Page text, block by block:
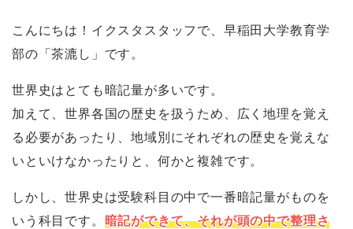
こんにちは！イクスタスタッフで、早稲田大学教育学
部の「茶漉し」です。
世界史はとても暗記量が多いです。
加えて、世界各国の歴史を扱うため、広く地理を覚え
る必要があったり、地域別にそれぞれの歴史を覚えな
いといけなかったりと、何かと複雑です。
しかし、世界史は受験科目の中で一番暗記量がものを
いう科目です。 暗記ができて、それが頭の中で整理さ